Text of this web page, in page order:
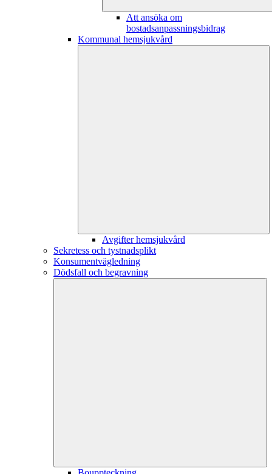
Att ansöka om
bostadsanpassningsbidrag
Kommunal hemsjukvård
Avgifter hemsjukvård
Sekretess och tystnadsplikt
Konsumentvägledning
Dödsfall och begravning